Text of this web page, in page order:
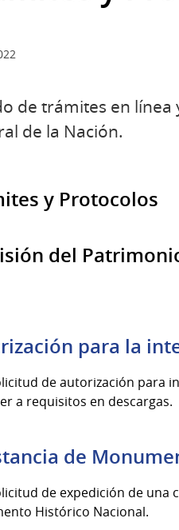
de trámites en
de la Nación.
y Protocolos
del
para la
de autorización para
a requisitos en descargas.
de
de expedición de
Histórico Nacional.